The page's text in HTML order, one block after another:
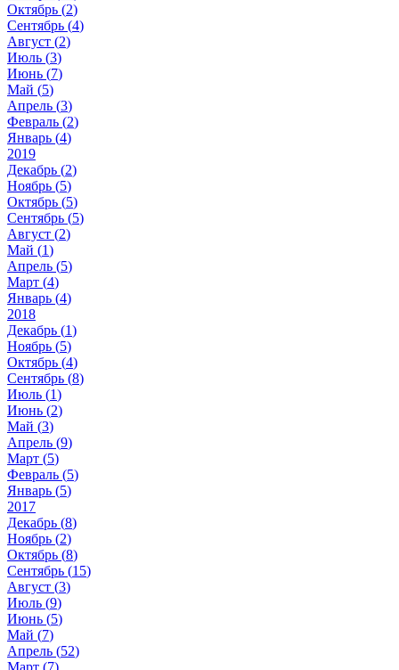
Октябрь (2)
Сентябрь (4)
Август (2)
Июль (3)
Июнь (7)
Май (5)
Апрель (3)
Февраль (2)
Январь (4)
2019
Декабрь (2)
Ноябрь (5)
Октябрь (5)
Сентябрь (5)
Август (2)
Май (1)
Апрель (5)
Март (4)
Январь (4)
2018
Декабрь (1)
Ноябрь (5)
Октябрь (4)
Сентябрь (8)
Июль (1)
Июнь (2)
Май (3)
Апрель (9)
Март (5)
Февраль (5)
Январь (5)
2017
Декабрь (8)
Ноябрь (2)
Октябрь (8)
Сентябрь (15)
Август (3)
Июль (9)
Июнь (5)
Май (7)
Апрель (52)
Март (7)